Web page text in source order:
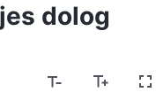
dolog